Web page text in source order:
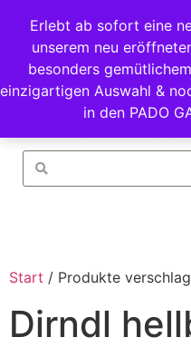
Erlebt ab sofort eine
unserem neu
besonders
einzigartigen Auswahl &
in den PADO
Start / Produkte
Dirndl